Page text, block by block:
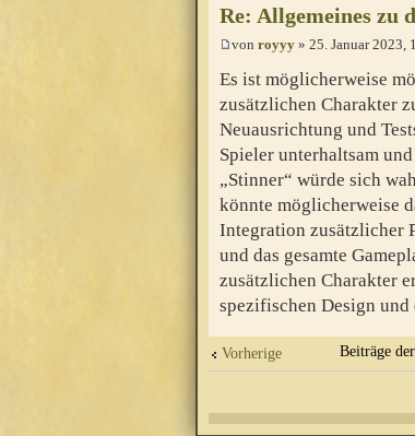
Re: Allgemeines zu
von royyy » 25. Januar 2023,
Es ist möglicherweise
zusätzlichen Charakter
Neuausrichtung und
Spieler unterhaltsam
„Stinner“ würde sich
könnte möglicherweise
Integration zusätzlicher
und das gesamte
zusätzlichen Charakter
spezifischen Design
Vorherige Beiträge